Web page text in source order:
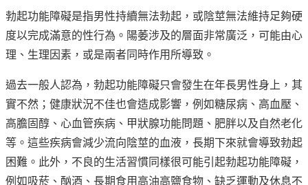
勃起功能障礙是指男性持續無法勃起，或陰莖無法維持足夠硬
度以完成滿意的性行為。陽萎涉及的層面非常廣泛，可能由心
理、生理因素，或是兩者同時作用所導致。
過去一般人認為，勃起功能障礙只會發生在年長男性身上，其
實不然；健康狀況不佳也會造成影響，例如糖尿病、高血壓、
高膽固醇、心血管疾病、甲狀腺功能問題、肥胖以及自然老化
等。這些疾病會減少流向陰莖的血液，長期下來就會導致勃起
困難。此外，不良的生活習慣同樣很可能引起勃起功能障礙，
例如吸菸、酗酒、長期食用高油高鹽食物、缺乏運動及休息不